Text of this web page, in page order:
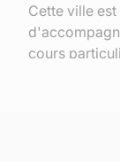
Cette ville
cours
L'implication